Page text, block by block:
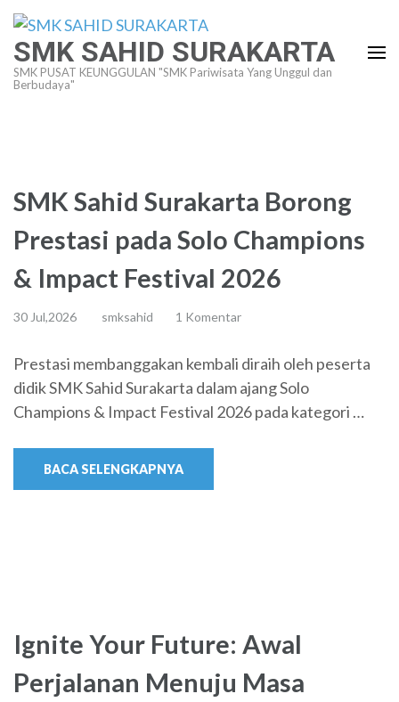
Lompat
konten
(Tekan
SMK SAHID SURAKARTA
SMK PUSAT KEUNGGULAN "SMK Pariwisata Yang Unggul dan
Berbudaya"
SMK Sahid Surakarta Borong
Prestasi pada Solo Champions
& Impact Festival 2026
30 Jul,2026 smksahid 1 Komentar
Prestasi membanggakan kembali diraih oleh peserta
didik SMK Sahid Surakarta dalam ajang Solo
Champions & Impact Festival 2026 pada kategori …
BACA SELENGKAPNYA
Ignite Your Future: Awal
Perjalanan Menuju Masa